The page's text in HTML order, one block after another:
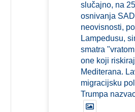
slučajno, na
osnivanja
neovisnosti,
Lampedusu,
smatra
one koji
Mediterana.
migracijsku
Trumpa